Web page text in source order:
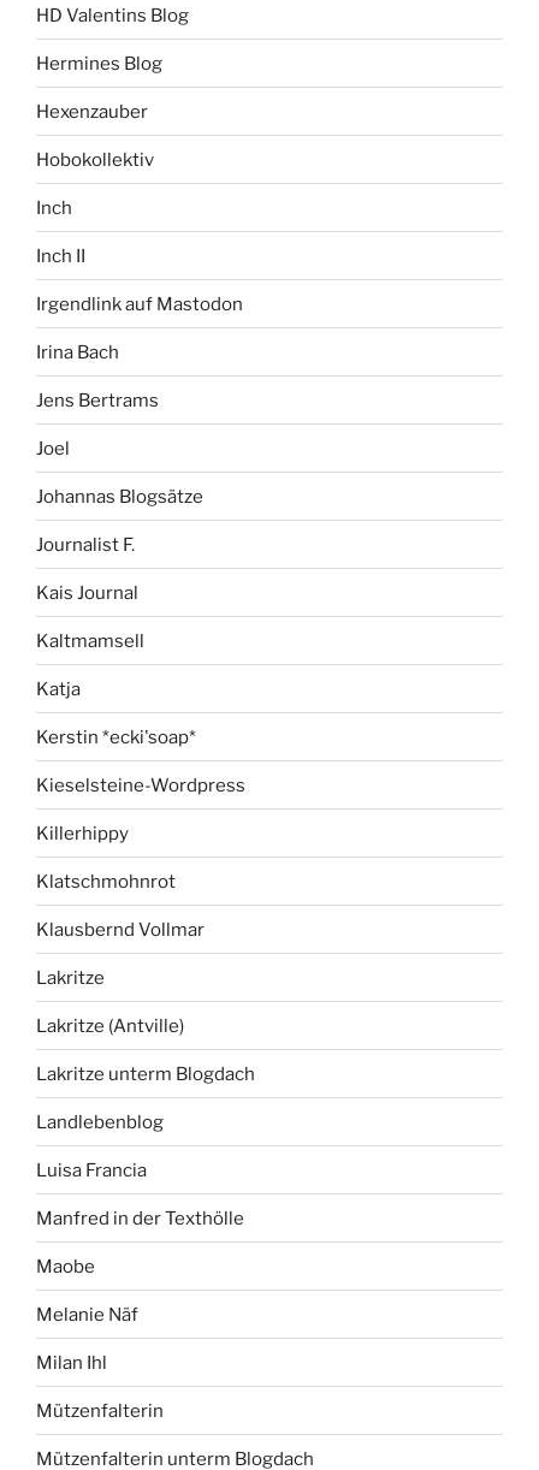
HD Valentins Blog
Hermines Blog
Hexenzauber
Hobokollektiv
Inch
Inch II
Irgendlink auf Mastodon
Irina Bach
Jens Bertrams
Joel
Johannas Blogsätze
Journalist F.
Kais Journal
Kaltmamsell
Katja
Kerstin *ecki'soap*
Kieselsteine-Wordpress
Killerhippy
Klatschmohnrot
Klausbernd Vollmar
Lakritze
Lakritze (Antville)
Lakritze unterm Blogdach
Landlebenblog
Luisa Francia
Manfred in der Texthölle
Maobe
Melanie Näf
Milan Ihl
Mützenfalterin
Mützenfalterin unterm Blogdach